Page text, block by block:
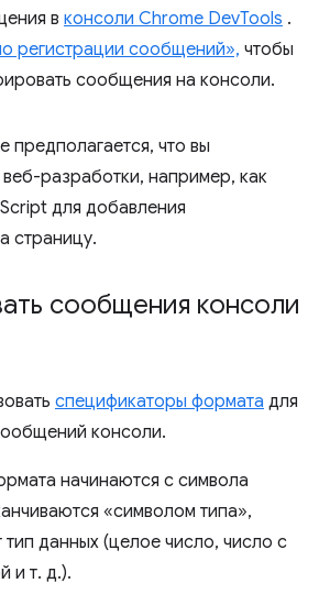
в консоли Chrome DevTools .
регистрации сообщений», чтобы
сообщения на консоли.
предполагается, что вы
разработки, например, как
для добавления
страницу.
сообщения консоли
спецификаторы формата для
консоли.
начинаются с символа
«символом типа»,
тип данных (целое число, число с
и т. д.).